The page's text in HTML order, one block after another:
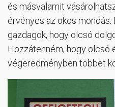
és másvalamit
érvényes az okos mondás:
gazdagok, hogy olcsó
Hozzátenném, hogy olcsó
végeredményben többet